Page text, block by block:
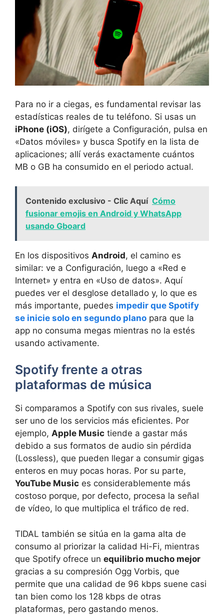
Para no ir a ciegas, es fundamental revisar las
estadísticas reales de tu teléfono. Si usas un
iPhone (iOS), dirígete a Configuración, pulsa en
«Datos móviles» y busca Spotify en la lista de
aplicaciones; allí verás exactamente cuántos
MB o GB ha consumido en el periodo actual.
Contenido exclusivo - Clic Aquí Cómo
fusionar emojis en Android y WhatsApp
usando Gboard
En los dispositivos Android, el camino es
similar: ve a Configuración, luego a «Red e
Internet» y entra en «Uso de datos». Aquí
puedes ver el desglose detallado y, lo que es
más importante, puedes impedir que Spotify
se inicie solo en segundo plano para que la
app no consuma megas mientras no la estés
usando activamente.
Spotify frente a otras
plataformas de música
Si comparamos a Spotify con sus rivales, suele
ser uno de los servicios más eficientes. Por
ejemplo, Apple Music tiende a gastar más
debido a sus formatos de audio sin pérdida
(Lossless), que pueden llegar a consumir gigas
enteros en muy pocas horas. Por su parte,
YouTube Music es considerablemente más
costoso porque, por defecto, procesa la señal
de vídeo, lo que multiplica el tráfico de red.
TIDAL también se sitúa en la gama alta de
consumo al priorizar la calidad Hi-Fi, mientras
que Spotify ofrece un equilibrio mucho mejor
gracias a su compresión Ogg Vorbis, que
permite que una calidad de 96 kbps suene casi
tan bien como los 128 kbps de otras
plataformas, pero gastando menos.